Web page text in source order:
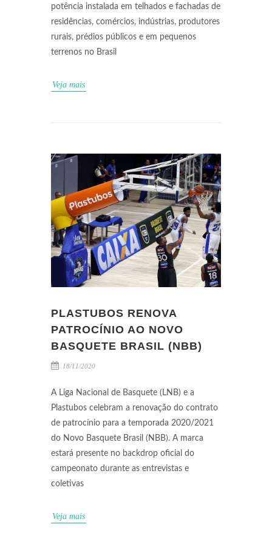
potência instalada em telhados e fachadas de
residências, comércios, indústrias, produtores
rurais, prédios públicos e em pequenos
terrenos no Brasil
Veja mais
PLASTUBOS RENOVA
PATROCÍNIO AO NOVO
BASQUETE BRASIL (NBB)
18/11/2020
A Liga Nacional de Basquete (LNB) e a
Plastubos celebram a renovação do contrato
de patrocínio para a temporada 2020/2021
do Novo Basquete Brasil (NBB). A marca
estará presente no backdrop oficial do
campeonato durante as entrevistas e
coletivas
Veja mais